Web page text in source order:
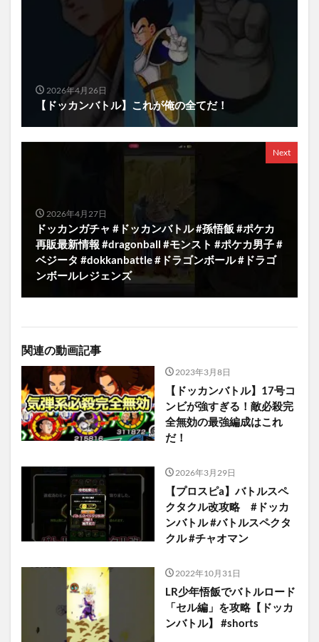
2026年4月26日
【ドッカンバトル】これが俺の全てだ！
Next
2026年4月27日
ドッカンガチャ #ドッカンバトル #孫悟飯 #ポケカ
再販最新情報 #dragonball #モンスト #ポケカ男子 #
ベジータ #dokkanbattle #ドラゴンボール #ドラゴ
ンボールレジェンズ
関連の動画記事
2023年3月8日
【ドッカンバトル】17号コ
ンビが強すぎる！敵必殺完
全無効の最強編成はこれ
だ！
2026年3月29日
【プロスピa】バトルスペ
クタクル改攻略 #ドッカ
ンバトル #バトルスペクタ
クル #チャオマン
2022年10月31日
LR少年悟飯でバトルロード
「セル編」を攻略【ドッカ
ンバトル】 #shorts